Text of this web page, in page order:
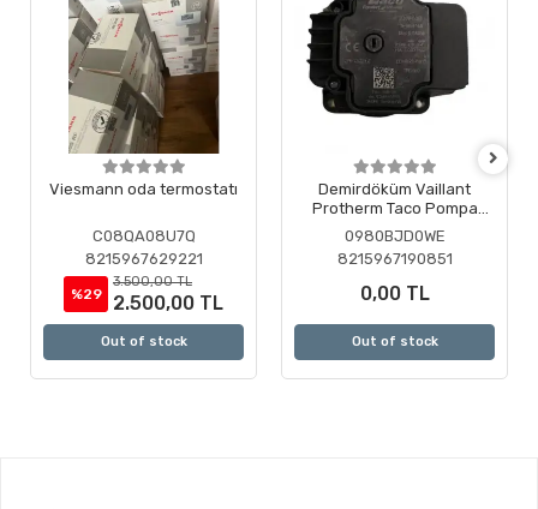
Viesmann oda termostatı
C08QA08U7Q
8215967629221
%29
3.500,00 TL
2.500,00 TL
Out of stock
Demirdöküm Vaillant
Protherm Taco Pompa
Motoru ( Revizyonlu )
0980BJD0WE
8215967190851
0,00 TL
Out of stock